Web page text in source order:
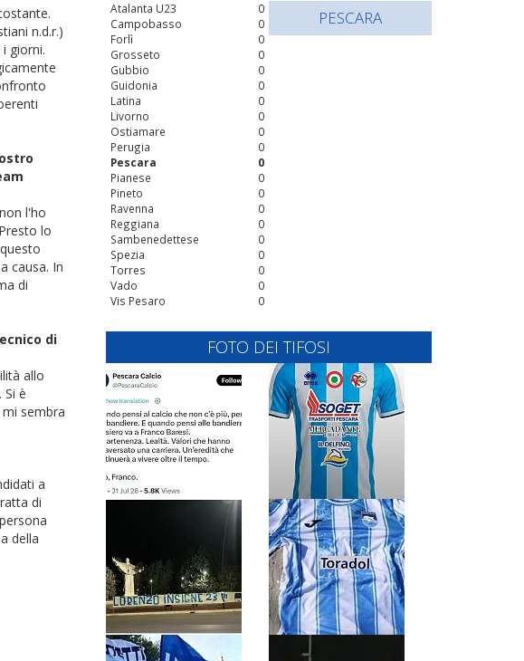
n.d.r.)
giorni.
l'ho
lo
causa. In
di
di
allo
è
sembra
a
di
della
0
Atalanta U23
0
Campobasso
0
Forlì
0
Grosseto
0
Gubbio
0
Guidonia
0
Latina
0
Livorno
0
Ostiamare
0
Perugia
0
Pescara
0
Pianese
0
Pineto
0
Ravenna
0
Reggiana
0
Sambenedettese
0
Spezia
0
Torres
0
Vado
0
Vis Pesaro
PESCARA
FOTO DEI TIFOSI